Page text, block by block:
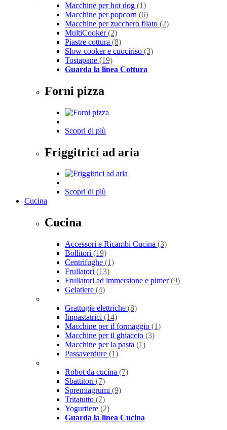
Macchine per hot dog (1)
Macchine per popcorn (6)
Macchine per zucchero filato (2)
MultiCooker(2)
Piastre cottura (8)
Slow cooker e cuociriso (3)
Tostapane (19)
Guarda la linea Cottura
Forni pizza
Scopri di più
Friggitrici ad aria
Scopri di più
Cucina
Cucina
Accessori e Ricambi Cucina (3)
Bollitori (19)
Centrifughe (1)
Frullatori (13)
Frullatori ad immersione e pimer(9)
Gelatiere (4)
Grattugie elettriche (8)
Impastatrici (14)
Macchine per il formaggio (1)
Macchine per il ghiaccio (3)
Macchine per la pasta (1)
Passaverdure (1)
Robot da cucina (7)
Sbattitori (7)
Spremiagrumi (9)
Tritatutto (7)
Yogurtiere (2)
Guarda la linea Cucina